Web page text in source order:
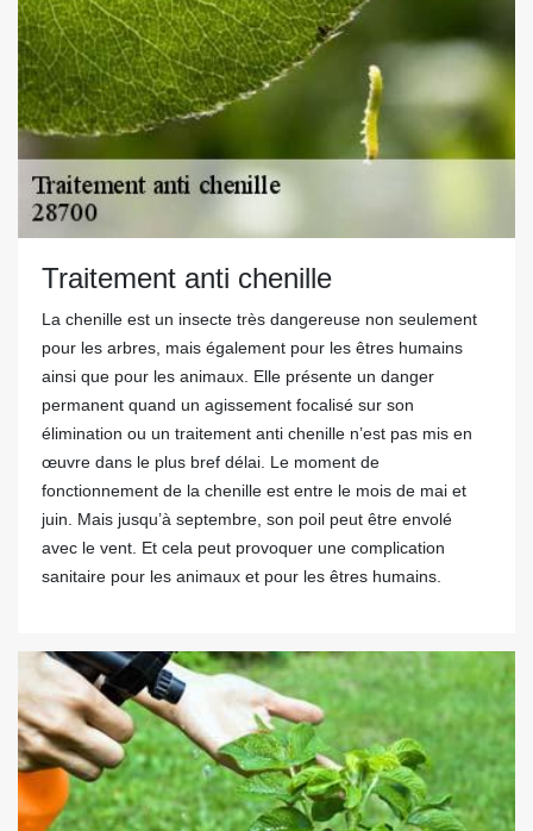
Traitement anti chenille
La chenille est un insecte très dangereuse non seulement
pour les arbres, mais également pour les êtres humains
ainsi que pour les animaux. Elle présente un danger
permanent quand un agissement focalisé sur son
élimination ou un traitement anti chenille n’est pas mis en
œuvre dans le plus bref délai. Le moment de
fonctionnement de la chenille est entre le mois de mai et
juin. Mais jusqu’à septembre, son poil peut être envolé
avec le vent. Et cela peut provoquer une complication
sanitaire pour les animaux et pour les êtres humains.